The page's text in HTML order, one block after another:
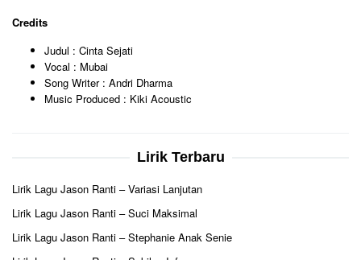
Credits
Judul : Cinta Sejati
Vocal : Mubai
Song Writer : Andri Dharma
Music Produced : Kiki Acoustic
Lirik Terbaru
Lirik Lagu Jason Ranti – Variasi Lanjutan
Lirik Lagu Jason Ranti – Suci Maksimal
Lirik Lagu Jason Ranti – Stephanie Anak Senie